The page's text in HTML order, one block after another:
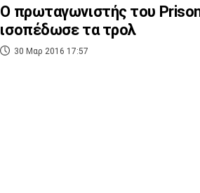
Ο πρωταγωνιστής του
ισοπέδωσε τα τρολ
30 Μαρ 2016 17:57